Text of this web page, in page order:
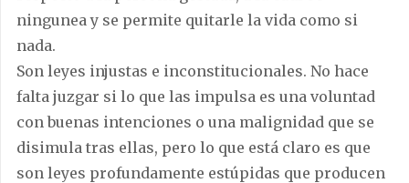
ningunea y se permite quitarle la vida como si
nada.
Son leyes injustas e inconstitucionales. No hace
falta juzgar si lo que las impulsa es una voluntad
con buenas intenciones o una malignidad que se
disimula tras ellas, pero lo que está claro es que
son leyes profundamente estúpidas que producen